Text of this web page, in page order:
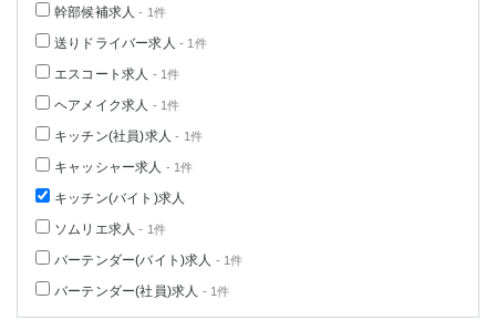
幹部候補求人 - 1件
送りドライバー求人 - 1件
エスコート求人 - 1件
ヘアメイク求人 - 1件
キッチン(社員)求人 - 1件
キャッシャー求人 - 1件
キッチン(バイト)求人
ソムリエ求人 - 1件
バーテンダー(バイト)求人 - 1件
バーテンダー(社員)求人 - 1件